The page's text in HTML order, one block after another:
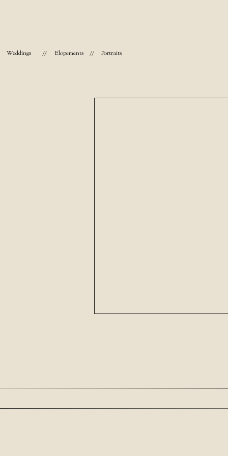
Portraits
//
Elopements
//
Weddings